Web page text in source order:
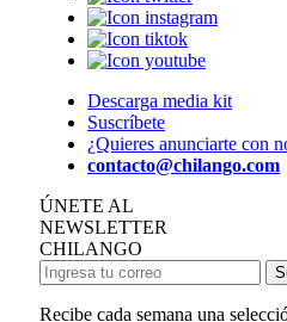
Descarga media kit
Suscríbete
¿Quieres anunciarte con
contacto@chilango.com
ÚNETE AL
NEWSLETTER
CHILANGO
Recibe cada semana una